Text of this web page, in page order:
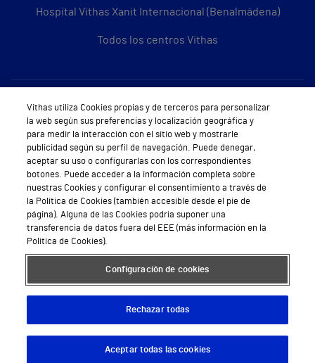
Hospital Vithas Xanit Internacional (Benalmádena)
Todos los centros Vithas
Sobre Vithas
Quiénes somos
Trabajar en Vithas
Teléfono Cita Médica
Teléfono Atención al Cliente
Política de seguridad y salud en el trabajo
Conoce a Supervita
Aviso Legal Política de cookies Política de privacidad Mapa web Protección de datos
Descargar App
Vithas utiliza Cookies propias y de terceros para personalizar
la web según sus preferencias y localización geográfica y
para medir la interacción con el sitio web y mostrarle
publicidad según su perfil de navegación. Puede denegar,
aceptar su uso o configurarlas con los correspondientes
botones. Puede acceder a la información completa sobre
nuestras Cookies y configurar el consentimiento a través de
la Política de Cookies (también accesible desde el pie de
página). Alguna de las Cookies podría suponer una
transferencia de datos fuera del EEE (más información en la
Política de Cookies).
Configuración de cookies
Rechazar todas
Aceptar todas las cookies